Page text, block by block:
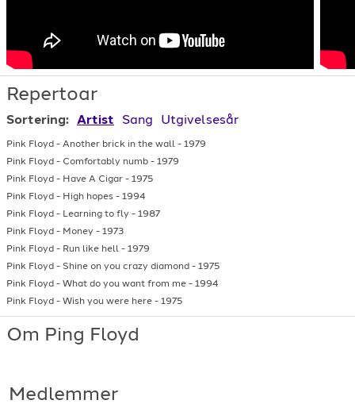
Repertoar
Sortering: Artist Sang Utgivelsesår
Pink Floyd - Another brick in the wall - 1979
Pink Floyd - Comfortably numb - 1979
Pink Floyd - Have A Cigar - 1975
Pink Floyd - High hopes - 1994
Pink Floyd - Learning to fly - 1987
Pink Floyd - Money - 1973
Pink Floyd - Run like hell - 1979
Pink Floyd - Shine on you crazy diamond - 1975
Pink Floyd - What do you want from me - 1994
Pink Floyd - Wish you were here - 1975
Om Ping Floyd
Medlemmer